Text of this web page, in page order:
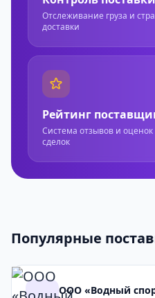
Отслеживание груза и
доставки
Рейтинг
Система отзывов и
сделок
Популярные
ООО «Водный